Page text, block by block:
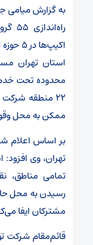
به گزارش میامی
استان تهران
محدوده تحت
۲۲ منطقه
ممکن به محل
بر اساس اعلام
تهران، وی افزود:
تمامی
رسیدن به محل
مشترکان ایفا
️قائم‌مقام شرکت